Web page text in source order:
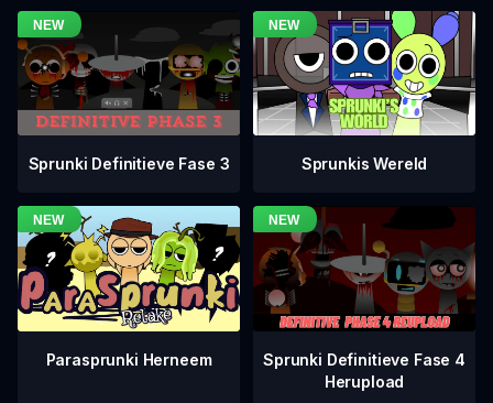
Sprunki Definitieve Fase 3 Sprunkis Wereld
Parasprunki Herneem
Sprunki Definitieve Fase 4
Herupload